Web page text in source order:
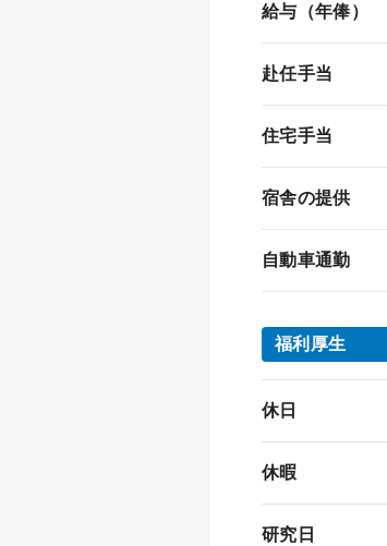
給与（年俸）
赴任手当
住宅手当
宿舎の提供
自動車通勤
福利厚生
休日
休暇
研究日